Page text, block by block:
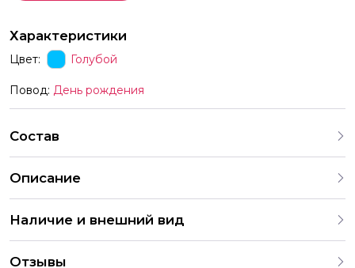
Характеристики
Цвет: Голубой
Повод: День рождения
Состав
Описание
Наличие и внешний вид
индивидуальных предпочтений и тематики праздника. На
Отзывы